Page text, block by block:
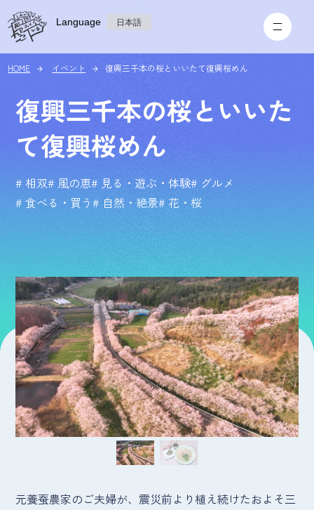
Language 日本語
HOME イベント 復興三千本の桜といいたて復興桜めん
復興三千本の桜といいた
て復興桜めん
# 相双# 風の恵# 見る・遊ぶ・体験# グルメ
# 食べる・買う# 自然・絶景# 花・桜
元養蚕農家のご夫婦が、震災前より植え続けたおよそ三